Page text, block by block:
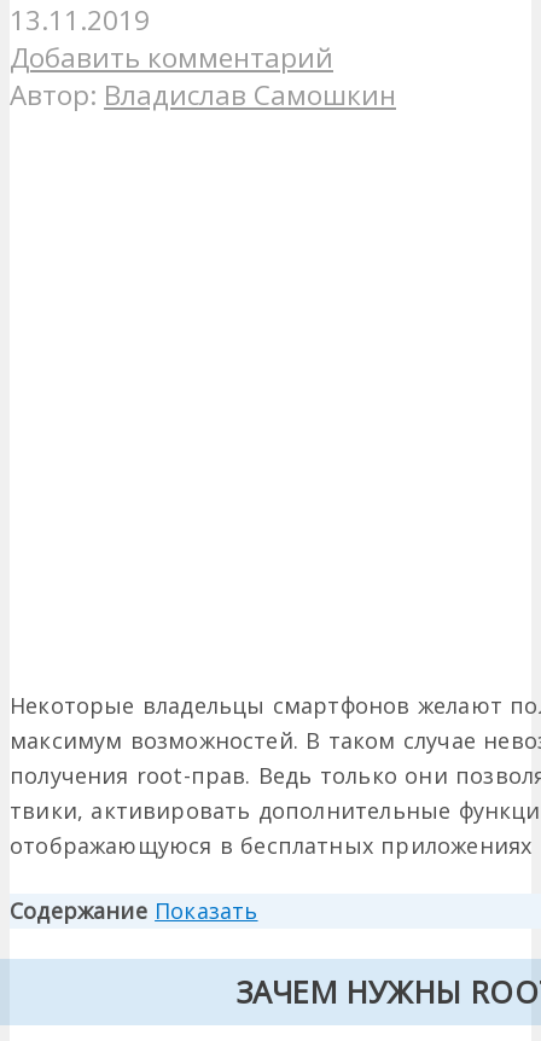
13.11.2019
Добавить комментарий
Автор: Владислав Самошкин
Некоторые владельцы смартфонов желают
максимум возможностей. В таком случае
получения root-прав. Ведь только они
твики, активировать дополнительные
отображающуюся в бесплатных приложениях
Содержание Показать
ЗАЧЕМ НУЖНЫ